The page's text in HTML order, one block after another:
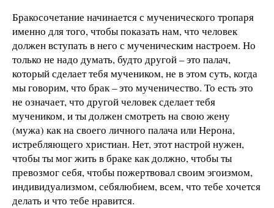
Бракосочетание начинается с мученического тропаря
именно для того, чтобы показать нам, что человек
должен вступать в него с мученическим настроем. Но
только не надо думать, будто другой – это палач,
который сделает тебя мучеником, не в этом суть, когда
мы говорим, что брак – это мученичество. То есть это
не означает, что другой человек сделает тебя
мучеником, и ты должен смотреть на свою жену
(мужа) как на своего личного палача или Нерона,
истребляющего христиан. Нет, этот настрой нужен,
чтобы ты мог жить в браке как должно, чтобы ты
превозмог себя, чтобы пожертвовал своим эгоизмом,
индивидуализмом, себялюбием, всем, что тебе хочется
делать и что тебе нравится.